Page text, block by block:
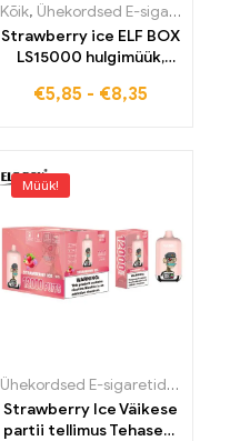
e-sigaretid Eestis,
Kõik, Ühekordsed E-sigaretid
Strawberry ice ELF BOX
LS15000 hulgimüük,
õnne, 15000 suitsu
€5,85 - €8,35
e-sigaretid Eestis
Müük!
Ühekordsed E-sigaretid
,
Strawberry Ice Väikese
partii tellimus Tehasest